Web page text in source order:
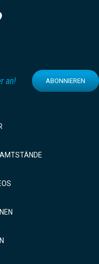
an! ABONNIEREN